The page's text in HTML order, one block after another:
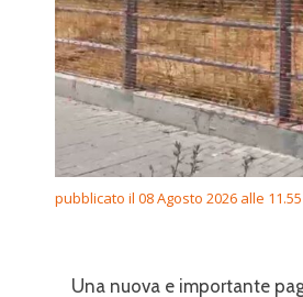
pubblicato il 08 Agosto 2026 alle 11.55
Una nuova e importante